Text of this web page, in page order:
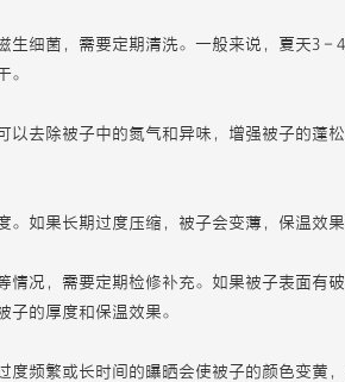
生细菌，需要定期清洗。一般来说，夏天3
。
以去除被子中的氮气和异味，增强被子的蓬
如果长期过度压缩，被子会变薄，保温效果
情况，需要定期检修补充。如果被子表面有
的厚度和保温效果。
度频繁或长时间的曝晒会使被子的颜色变黄